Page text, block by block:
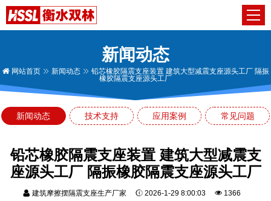
新闻动态
网站首页 新闻动态
铅芯橡胶隔震支座装置 建筑大型减震支座源头工厂 隔振
橡胶隔震支座源头工厂
新闻动态 技术支持 应用案例 常见问题
铅芯橡胶隔震支座装置 建筑大型减震支
座源头工厂 隔振橡胶隔震支座源头工厂
建筑摩擦摆隔震支座生产厂家 2026-1-29 8:00:03 1366